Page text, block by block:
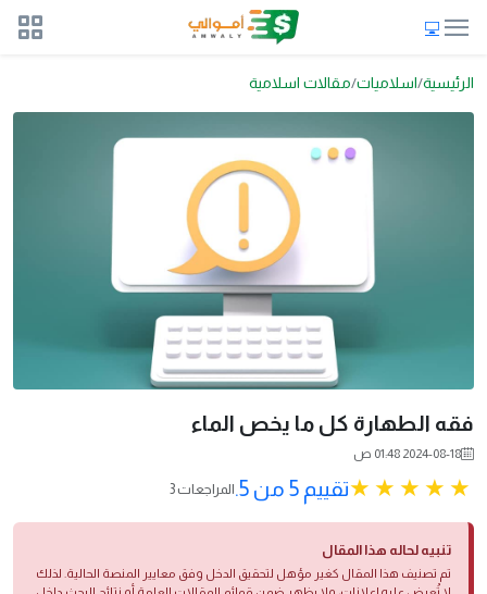
الرئيسية اسلاميات مقالات اسلامية
فقه الطهارة كل ما يخص الماء
2024-08-18 01:48 ص
تقييم 5 من 5. 3 المراجعات
تنبيه لحاله هذا المقال
تم تصنيف هذا المقال كغير مؤهل لتحقيق الدخل وفق معايير المنصة الحالية. لذلك